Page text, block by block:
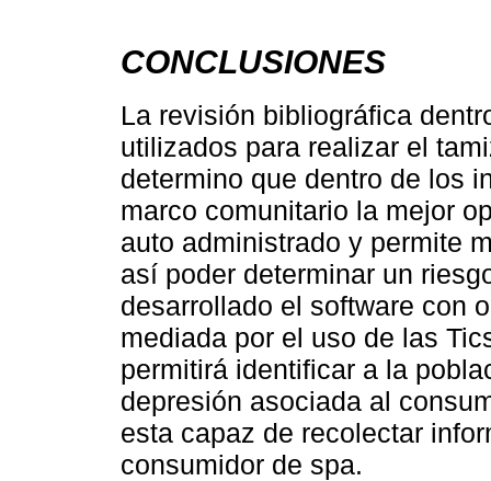
CONCLUSIONES
La revisión bibliográfica
utilizados para realizar el
determino que dentro de los
marco comunitario la mejor
auto administrado y permite
así poder determinar un
desarrollado el software con
mediada por el uso de las
permitirá identificar a la
depresión asociada al
esta capaz de recolectar
consumidor de spa.